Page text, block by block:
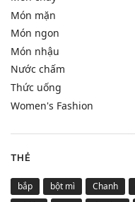
Món mặn
Món ngon
Món nhậu
Nước chấm
Thức uống
Women's Fashion
THẺ
bắp bột mì Chanh